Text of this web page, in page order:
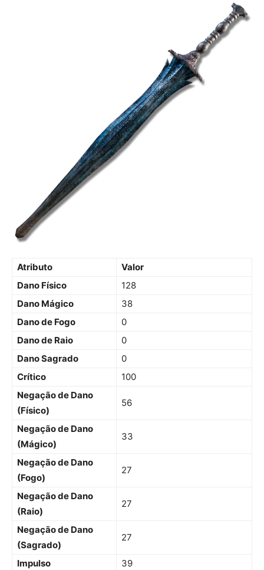
Atributo
Valor
Dano Físico
128
Dano Mágico
38
Dano de Fogo
0
Dano de Raio
0
Dano Sagrado
0
Crítico
100
Negação de Dano
(Físico)
56
Negação de Dano
(Mágico)
33
Negação de Dano
(Fogo)
27
Negação de Dano
(Raio)
27
Negação de Dano
(Sagrado)
27
Impulso
39